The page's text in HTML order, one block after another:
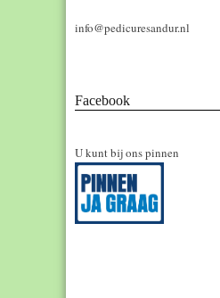
info@pedicuresandur.nl
Facebook
U kunt bij ons pinnen